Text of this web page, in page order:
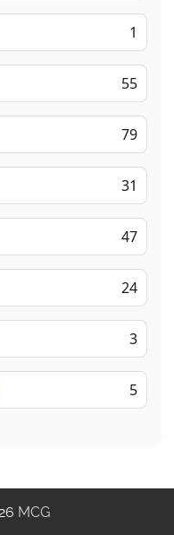
1
55
79
31
47
24
3
5
MCG